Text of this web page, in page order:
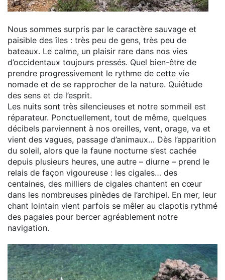
Nous sommes surpris par le caractère sauvage et
paisible des îles : très peu de gens, très peu de
bateaux. Le calme, un plaisir rare dans nos vies
d’occidentaux toujours pressés. Quel bien-être de
prendre progressivement le rythme de cette vie
nomade et de se rapprocher de la nature. Quiétude
des sens et de l’esprit.
Les nuits sont très silencieuses et notre sommeil est
réparateur. Ponctuellement, tout de même, quelques
décibels parviennent à nos oreilles, vent, orage, va et
vient des vagues, passage d’animaux… Dès l’apparition
du soleil, alors que la faune nocturne s’est cachée
depuis plusieurs heures, une autre – diurne – prend le
relais de façon vigoureuse : les cigales… des
centaines, des milliers de cigales chantent en cœur
dans les nombreuses pinèdes de l’archipel. En mer, leur
chant lointain vient parfois se mêler au clapotis rythmé
des pagaies pour bercer agréablement notre
navigation.